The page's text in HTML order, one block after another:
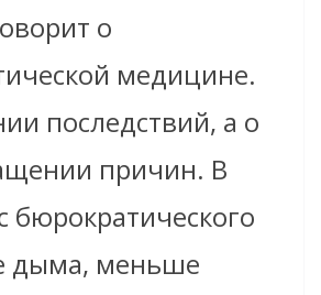
о
медицине.
последствий, а о
причин. В
бюрократического
меньше